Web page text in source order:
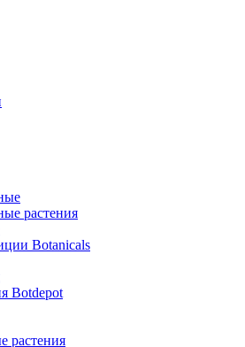
растения
Botanicals
Botdepot
растения